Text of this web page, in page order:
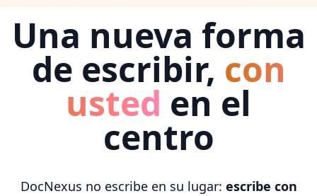
Una nueva forma
de escribir, con
usted en el
centro
DocNexus no escribe en su lugar: escribe con